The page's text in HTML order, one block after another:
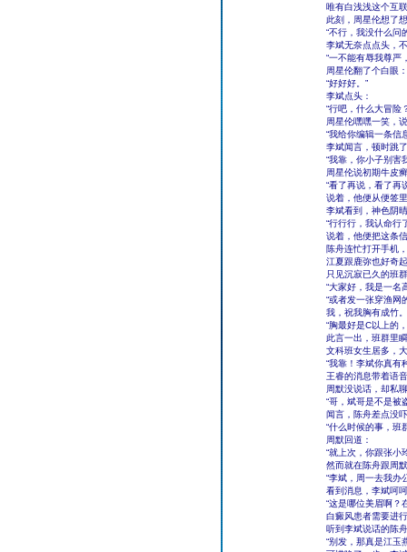
唯有白浅浅这个互
此刻，周星伦想了
“不行，我没什么问
李斌无奈点点头，
“一不能有辱我尊严
周星伦翻了个白眼：
“好好好。”
李斌点头：
“行吧，什么大冒险
周星伦嘿嘿一笑，
“我给你编辑一条信
李斌闻言，顿时跳
“我靠，你小子别害
周星伦说初期牛皮
“看了再说，看了再
说着，他便从便签
李斌看到，神色阴
“行行行，我认命行
说着，他便把这条
陈舟连忙打开手机
江夏跟鹿弥也好奇
只见沉寂已久的班
“大家好，我是一名
“或者发一张穿渔网
我，祝我胸有成竹。
“胸最好是C以上的
此言一出，班群里
文科班女生居多，
“我靠！李斌你真有
王睿的消息带着语
周默没说话，却私
“哥，斌哥是不是被
闻言，陈舟差点没
“什么时候的事，班
周默回道：
“就上次，你跟张小
然而就在陈舟跟周
“李斌，周一去我办
看到消息，李斌呵
“这是哪位美眉啊？
白癜风患者需要进
听到李斌说话的陈
“别发，那真是江玉